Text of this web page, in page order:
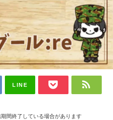
LINE
間終了している場合があります